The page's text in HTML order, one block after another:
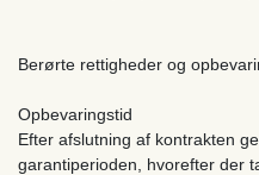
Berørte rettigheder og
Opbevaringstid
Efter afslutning af kontrakten
garantiperioden, hvorefter der